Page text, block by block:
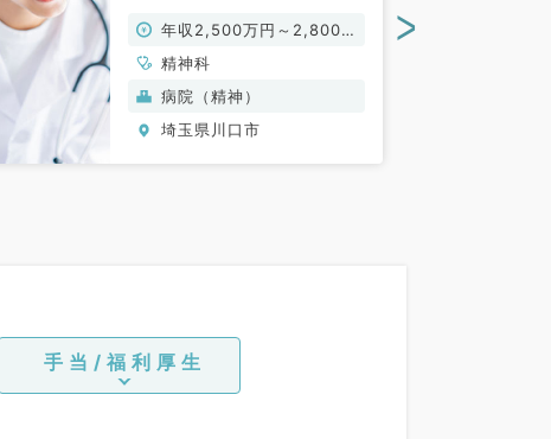
年収2,500万円～2,800万
円
精神科
病院（精神）
埼玉県川口市
>
手当/福利厚生